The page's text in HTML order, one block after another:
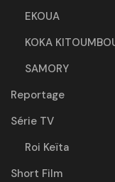
EKOUA
KOKA
SAMORY
Reportage
Série TV
Roi Keïta
Short Film